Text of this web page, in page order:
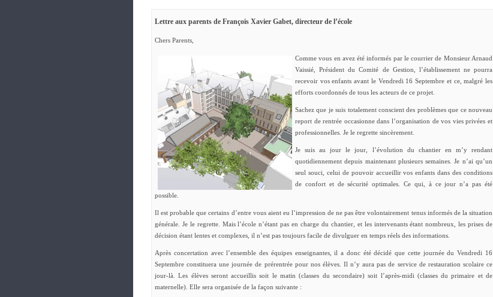
Lettre aux parents de François Xavier Gabet, directeur de l’école
Chers Parents,
Comme vous en avez été informés par le courrier de Monsieur Arnaud
Vaissié, Président du Comité de Gestion, l’établissement ne pourra
recevoir vos enfants avant le Vendredi 16 Septembre et ce, malgré les
efforts coordonnés de tous les acteurs de ce projet.
Sachez que je suis totalement conscient des problèmes que ce nouveau
report de rentrée occasionne dans l’organisation de vos vies privées et
professionnelles. Je le regrette sincèrement.
Je suis au jour le jour, l’évolution du chantier en m’y rendant
quotidiennement depuis maintenant plusieurs semaines. Je n’ai qu’un
seul souci, celui de pouvoir accueillir vos enfants dans des conditions
de confort et de sécurité optimales. Ce qui, à ce jour n’a pas été
possible.
Il est probable que certains d’entre vous aient eu l’impression de ne pas être volontairement tenus informés de la situation
générale. Je le regrette. Mais l’école n’étant pas en charge du chantier, et les intervenants étant nombreux, les prises de
décision étant lentes et complexes, il n’est pas toujours facile de divulguer en temps réels des informations.
Après concertation avec l’ensemble des équipes enseignantes, il a donc été décidé que cette journée du Vendredi 16
Septembre constituera une journée de prérentrée pour nos élèves. Il n’y aura pas de service de restauration scolaire ce
jour-là. Les élèves seront accueillis soit le matin (classes du secondaire) soit l’après-midi (classes du primaire et de
maternelle). Elle sera organisée de la façon suivante :